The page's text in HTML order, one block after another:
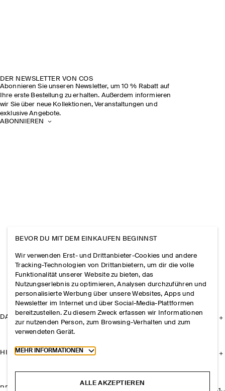
DER NEWSLETTER VON COS
Abonnieren Sie unseren Newsletter, um 10 % Rabatt auf
Ihre erste Bestellung zu erhalten. Außerdem informieren
wir Sie über neue Kollektionen, Veranstaltungen und
exklusive Angebote.
ABONNIEREN
DAS UNTERNEHMEN
HILFE
RECHTLICHES
BEVOR DU MIT DEM EINKAUFEN BEGINNST
Wir verwenden Erst- und Drittanbieter-Cookies und andere
Tracking-Technologien von Drittanbietern, um dir die volle
Funktionalität unserer Website zu bieten, das
Nutzungserlebnis zu optimieren, Analysen durchzuführen und
personalisierte Werbung über unsere Websites, Apps und
Newsletter im Internet und über Social-Media-Plattformen
bereitzustellen. Zu diesem Zweck erfassen wir Informationen
zur nutzenden Person, zum Browsing-Verhalten und zum
verwendeten Gerät.
Toggle more cookie information
MEHR INFORMATIONEN
ALLE AKZEPTIEREN